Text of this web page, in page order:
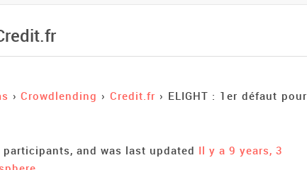
› Crowdlending › Credit.fr › ELIGHT : 1er défaut pour
and was last updated Il y a 9 years, 3